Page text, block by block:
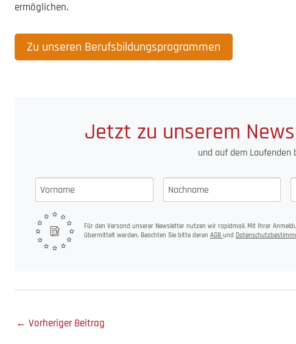
ermöglichen.
Zu unseren Berufsbildungsprogrammen
Jetzt zu unserem
und auf dem Laufenden
Für den Versand unserer Newsletter nutzen wir rapidmail. Mit Ihrer
übermittelt werden. Beachten Sie bitte deren AGB und
← Vorheriger Beitrag